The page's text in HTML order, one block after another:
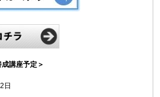
講座予定＞
日